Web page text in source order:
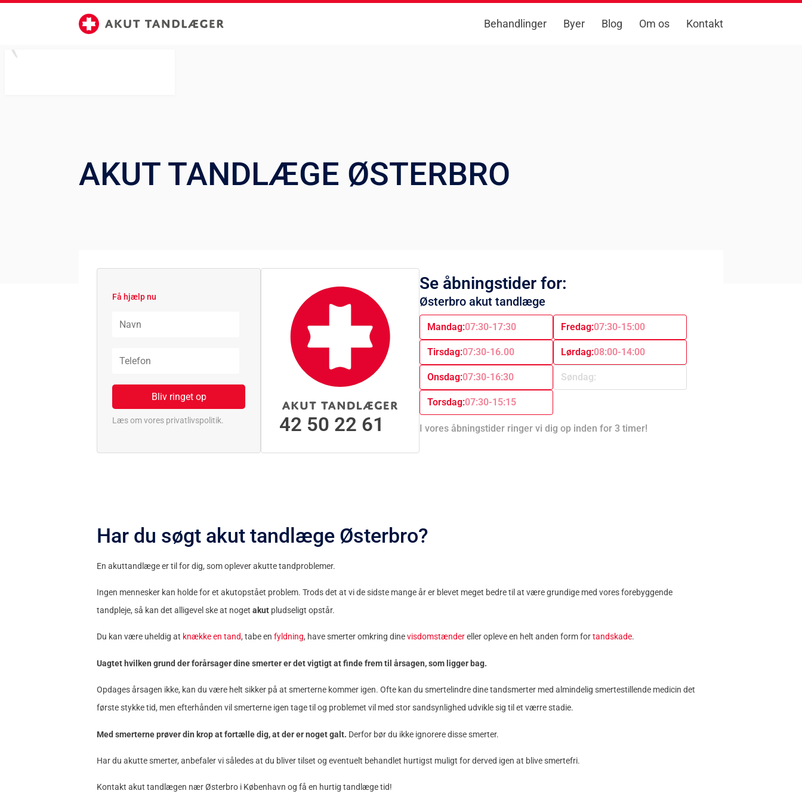
Behandlinger Byer Blog Om os Kontakt
AKUT TANDLÆGE ØSTERBRO
Få hjælp nu
Læs om vores privatlivspolitik. 42 50 22 61
Se åbningstider for:
Østerbro akut tandlæge
Mandag:07:30-17:30
Tirsdag:07:30-16.00
Onsdag:07:30-16:30
Torsdag:07:30-15:15
Fredag:07:30-15:00
Lørdag:08:00-14:00
Søndag:
I vores åbningstider ringer vi dig op inden for 3 timer!
Har du søgt akut tandlæge Østerbro?
En akuttandlæge er til for dig, som oplever akutte tandproblemer.
Ingen mennesker kan holde for et akutopstået problem. Trods det at vi de sidste mange år er blevet meget bedre til at være grundige med vores forebyggende
tandpleje, så kan det alligevel ske at noget akut pludseligt opstår.
Du kan være uheldig at knække en tand, tabe en fyldning, have smerter omkring dinevisdomstændereller opleve en helt anden form fortandskade.
Uagtet hvilken grund der forårsager dine smerter er det vigtigt at finde frem til årsagen, som ligger bag.
Opdages årsagen ikke, kan du være helt sikker på at smerterne kommer igen. Ofte kan du smertelindre dine tandsmerter med almindelig smertestillende medicin det
første stykke tid, men efterhånden vil smerterne igen tage til og problemet vil med stor sandsynlighed udvikle sig til et værre stadie.
Med smerterne prøver din krop at fortælle dig, at der er noget galt. Derfor bør du ikke ignorere disse smerter.
Har du akutte smerter, anbefaler vi således at du bliver tilset og eventuelt behandlet hurtigst muligt for derved igen at blive smertefri.
Kontakt akut tandlægen nær Østerbro i København og få en hurtig tandlæge tid!